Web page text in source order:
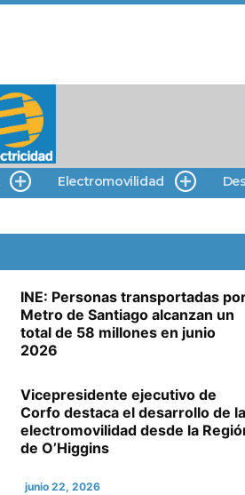
Electromovilidad
INE: Personas transportadas
Metro de Santiago alcanzan un
total de 58 millones en junio
2026
Vicepresidente ejecutivo de
Corfo destaca el desarrollo de la
electromovilidad desde la
de O’Higgins
junio 22, 2026